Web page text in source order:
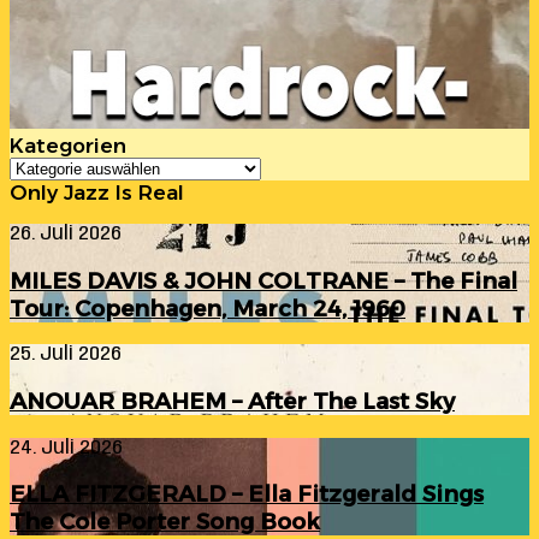
Kategorien
Kategorien
Only Jazz Is Real
MILES
&
JOHN
COLTRANE
The
Final
Tour:
Copenhagen,
March
24,
1960
26. Juli 2026
MILES DAVIS & JOHN COLTRANE – The Final
Tour: Copenhagen, March 24, 1960
ANOUAR
BRAHEM
–
After
The
Last
Sky
25. Juli 2026
ANOUAR BRAHEM – After The Last Sky
ELLA
FITZGERALD
–
Ella
Fitzgerald
24. Juli 2026
ELLA FITZGERALD – Ella Fitzgerald Sings
The Cole Porter Song Book